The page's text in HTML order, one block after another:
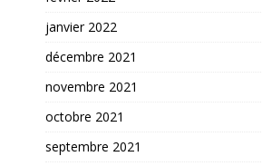
janvier 2022
décembre 2021
novembre 2021
octobre 2021
septembre 2021